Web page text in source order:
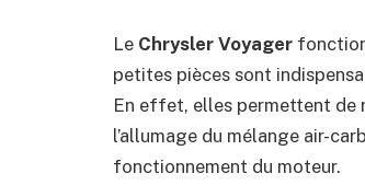
Le Chrysler Voyager
petites pièces sont
En effet, elles permettent de
l’allumage du mélange air-
fonctionnement du moteur.